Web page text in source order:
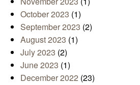
October 2023 (1)
September 2023 (2)
August 2023 (1)
July 2023 (2)
June 2023 (1)
December 2022 (23)